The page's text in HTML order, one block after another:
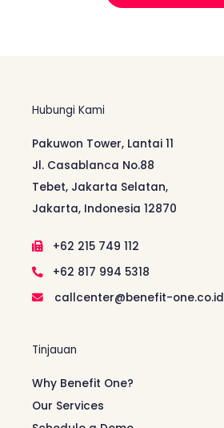
Hubungi Kami
Pakuwon Tower, Lantai 11
Jl. Casablanca No.88
Tebet, Jakarta Selatan,
Jakarta, Indonesia 12870
+62 215 749 112
+62 817 994 5318
callcenter@benefit-one.co.id
Tinjauan
Why Benefit One?
Our Services